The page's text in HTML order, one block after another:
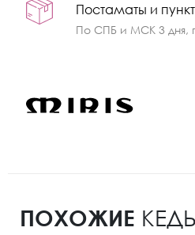
Постаматы и
По СПБ и МСК 3 дня,
ПОХОЖИЕ